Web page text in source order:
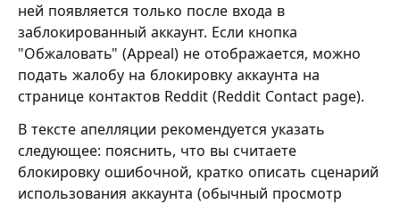
ней появляется только после входа в
заблокированный аккаунт. Если кнопка
"Обжаловать" (Appeal) не отображается, можно
подать жалобу на блокировку аккаунта на
странице контактов Reddit (Reddit Contact page).
В тексте апелляции рекомендуется указать
следующее: пояснить, что вы считаете
блокировку ошибочной, кратко описать сценарий
использования аккаунта (обычный просмотр